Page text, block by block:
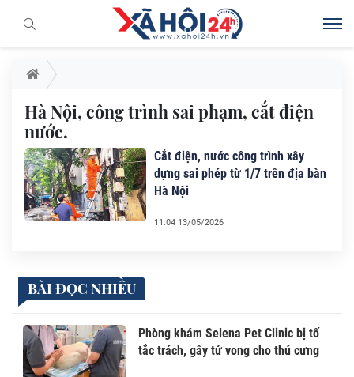
Hà Nội, công trình sai phạm, cắt điện
nước.
Cắt điện, nước công trình xây
dựng sai phép từ 1/7 trên địa bàn
Hà Nội
11:04 13/05/2026
BÀI ĐỌC NHIỀU
Phòng khám Selena Pet Clinic bị tố
tắc trách, gây tử vong cho thú cưng